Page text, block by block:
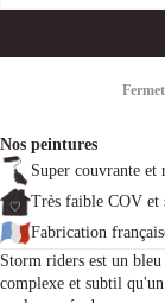
Nos peintures
Super couvrante et
Très faible COV et
Fabrication
Storm riders est un
complexe et subtil